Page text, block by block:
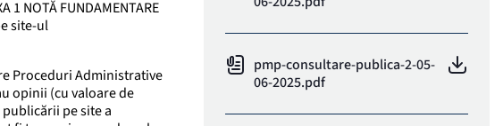
1 NOTĂ FUNDAMENTARE
site-ul
Proceduri Administrative
opinii (cu valoare de
pe site a
pmp-consultare-publica-2-05-
06-2025.pdf